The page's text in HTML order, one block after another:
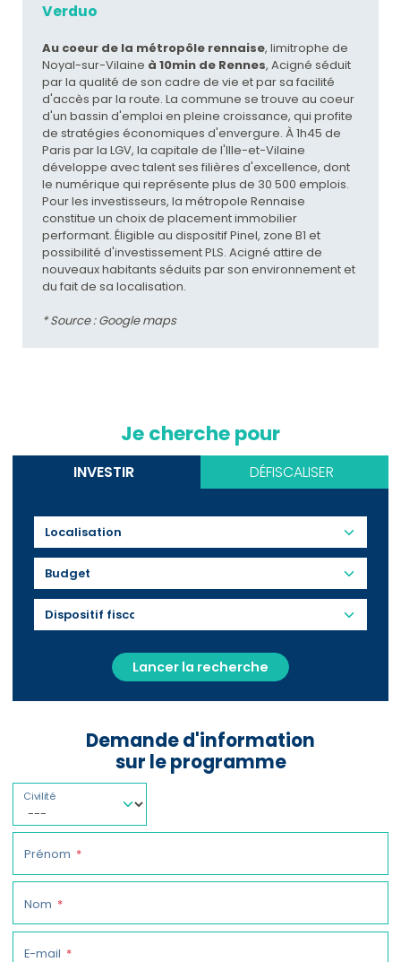
Verduo
Au coeur de la métropôle rennaise, limitrophe de
Noyal-sur-Vilaine à 10min de Rennes, Acigné séduit
par la qualité de son cadre de vie et par sa facilité
d'accès par la route. La commune se trouve au coeur
d'un bassin d'emploi en pleine croissance, qui profite
de stratégies économiques d'envergure. À 1h45 de
Paris par la LGV, la capitale de l'Ille-et-Vilaine
développe avec talent ses filières d'excellence, dont
le numérique qui représente plus de 30 500 emplois.
Pour les investisseurs, la métropole Rennaise
constitue un choix de placement immobilier
performant. Éligible au dispositif Pinel, zone B1 et
possibilité d'investissement PLS. Acigné attire de
nouveaux habitants séduits par son environnement et
du fait de sa localisation.
* Source : Google maps
Je cherche pour
INVESTIR DÉFISCALISER
Budget
Lancer la recherche
Demande d'information
sur le programme
Civilité
Prénom
Nom
E-mail